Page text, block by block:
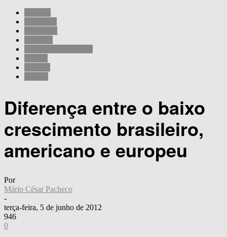
Diferença entre o baixo
crescimento brasileiro,
americano e europeu
Por
Mário César Pacheco
-
terça-feira, 5 de junho de 2012
946
0